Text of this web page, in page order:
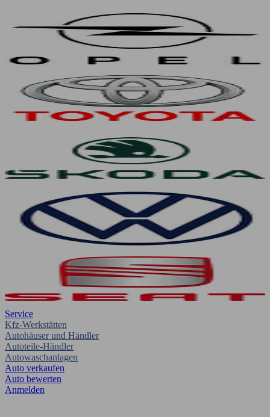
Service
Kfz-Werkstätten
Autohäuser und Händler
Autoteile-Händler
Autowaschanlagen
Auto verkaufen
Auto bewerten
Anmelden